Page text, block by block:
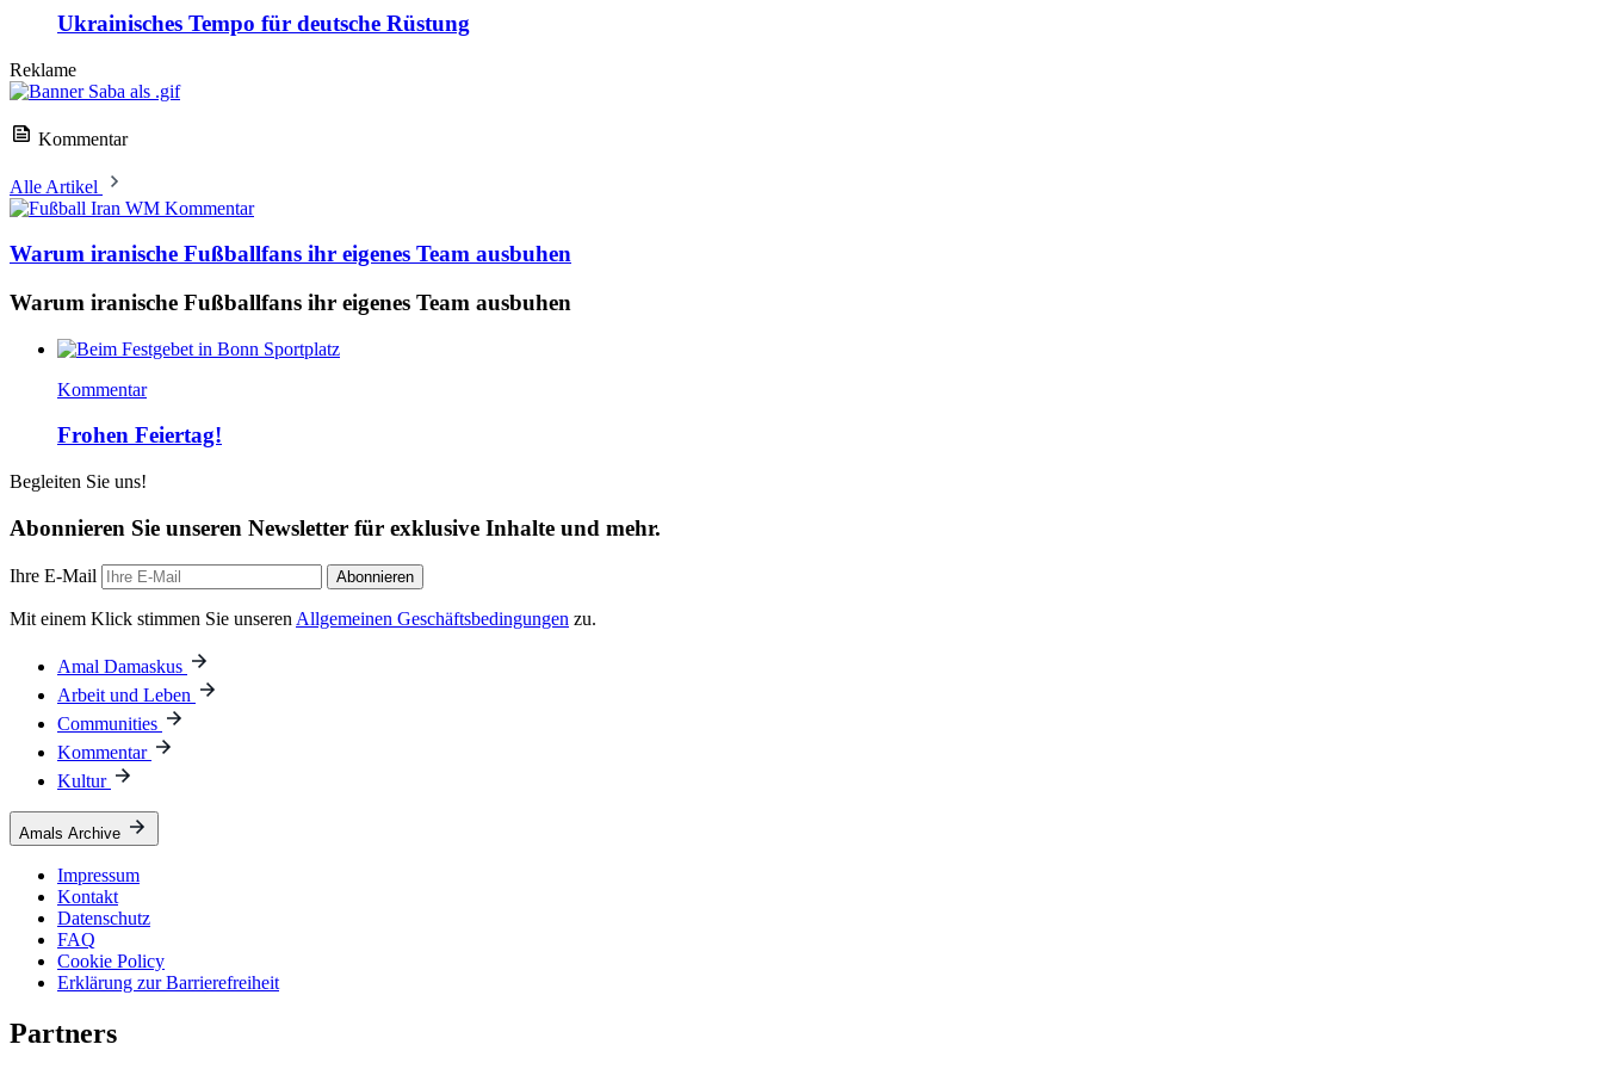
Ukrainisches Tempo für deutsche Rüstung
Reklame
Kommentar
Alle Artikel
Kommentar
Warum iranische Fußballfans ihr eigenes Team ausbuhen
Warum iranische Fußballfans ihr eigenes Team ausbuhen
Kommentar
Frohen Feiertag!
Begleiten Sie uns!
Abonnieren Sie unseren Newsletter für exklusive Inhalte und mehr.
Ihre E-Mail Abonnieren
Mit einem Klick stimmen Sie unseren Allgemeinen Geschäftsbedingungen zu.
Amal Damaskus
Arbeit und Leben
Communities
Kommentar
Kultur
Amals Archive
Impressum
Kontakt
Datenschutz
FAQ
Cookie Policy
Erklärung zur Barrierefreiheit
Partners